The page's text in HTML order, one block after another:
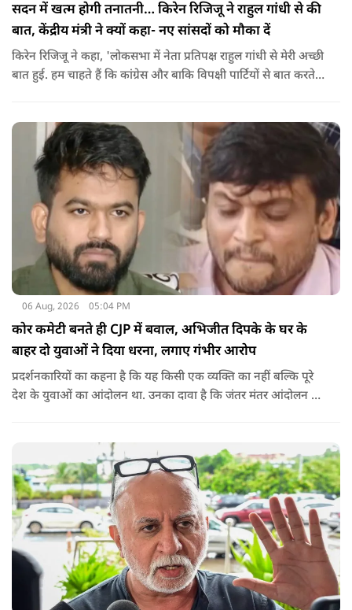
सदन में खत्म होगी तनातनी… किरेन रिजिजू ने राहुल गांधी से की
बात, केंद्रीय मंत्री ने क्यों कहा- नए सांसदों को मौका दें
किरेन रिजिजू ने कहा, 'लोकसभा में नेता प्रतिपक्ष राहुल गांधी से मेरी अच्छी
बात हुई. हम चाहते हैं कि कांग्रेस और बाकि विपक्षी पार्टियों से बात करते
06 Aug, 2026 05:04 PM
कोर कमेटी बनते ही CJP में बवाल, अभिजीत दिपके के घर के
बाहर दो युवाओं ने दिया धरना, लगाए गंभीर आरोप
प्रदर्शनकारियों का कहना है कि यह किसी एक व्यक्ति का नहीं बल्कि पूरे
देश के युवाओं का आंदोलन था. उनका दावा है कि जंतर मंतर आंदोलन से